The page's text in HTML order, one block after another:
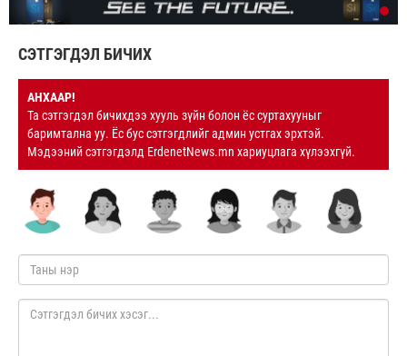
СЭТГЭГДЭЛ БИЧИХ
АНХААР!
Та сэтгэгдэл бичихдээ хууль зүйн болон ёс суртахууныг
баримтална уу. Ёс бус сэтгэгдлийг админ устгах эрхтэй.
Мэдээний сэтгэгдэлд ErdenetNews.mn хариуцлага хүлээхгүй.